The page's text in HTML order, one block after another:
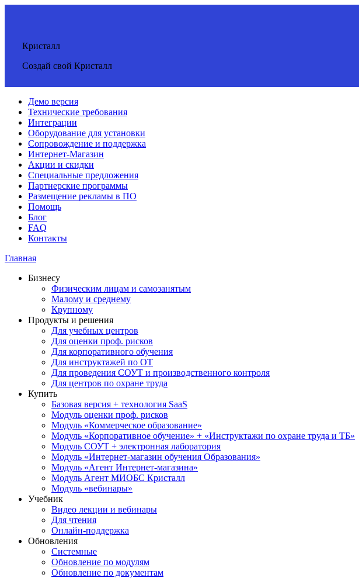
Кристалл
Создай свой Кристалл
Демо версия
Технические требования
Интеграции
Оборудование для установки
Сопровождение и поддержка
Интернет-Магазин
Акции и скидки
Специальные предложения
Партнерские программы
Размещение рекламы в ПО
Помощь
Блог
FAQ
Контакты
Главная
Бизнесу
Физическим лицам и самозанятым
Малому и среднему
Крупному
Продукты и решения
Для учебных центров
Для оценки проф. рисков
Для корпоративного обучения
Для инструктажей по ОТ
Для проведения СОУТ и производственного контроля
Для центров по охране труда
Купить
Базовая версия + технология SaaS
Модуль оценки проф. рисков
Модуль «Коммерческое образование»
Модуль «Корпоративное обучение» + «Инструктажи по охране труда и ТБ»
Модуль СОУТ + электронная лаборатория
Модуль «Интернет-магазин обучения Образования»
Модуль «Агент Интернет-магазина»
Модуль Агент МИОБС Кристалл
Модуль «вебинары»
Учебник
Видео лекции и вебинары
Для чтения
Онлайн-поддержка
Обновления
Системные
Обновление по модулям
Обновление по документам